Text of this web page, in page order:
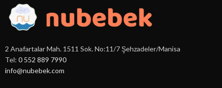
2 Anafartalar Mah. 1511 Sok. No:11/7 Şehzadeler/Manisa
Tel: 0 552 889 7990
info@nubebek.com